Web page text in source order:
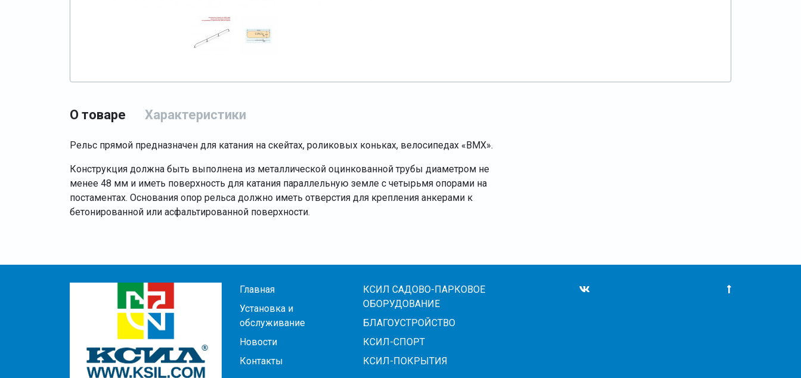
О товаре Характеристики
Рельс прямой предназначен для катания на скейтах, роликовых коньках, велосипедах «BMX».
Конструкция должна быть выполнена из металлической оцинкованной трубы диаметром не
менее 48 мм и иметь поверхность для катания параллельную земле с четырьмя опорами на
постаментах. Основания опор рельса должно иметь отверстия для крепления анкерами к
бетонированной или асфальтированной поверхности.
Главная
Установка и
обслуживание
Новости
Контакты
КСИЛ САДОВО-ПАРКОВОЕ
ОБОРУДОВАНИЕ
БЛАГОУСТРОЙСТВО
КСИЛ-СПОРТ
КСИЛ-ПОКРЫТИЯ